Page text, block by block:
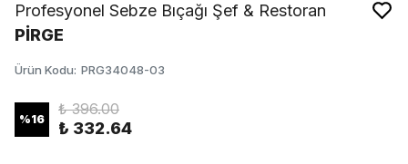
Profesyonel Sebze Bıçağı Şef & Restoran
PİRGE
Ürün Kodu: PRG34048-03
%16
₺ 396.00
₺ 332.64